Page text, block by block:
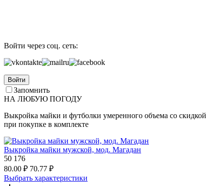
Войти через соц. сеть:
Войти
Запомнить
НА ЛЮБУЮ ПОГОДУ
Выкройка майки и футболки умеренного объема со скидкой
при покупке в комплекте
Выкройка майки мужской, мод. Магадан
50 176
80.00 ₽ 70.77 ₽
Выбрать характеристики